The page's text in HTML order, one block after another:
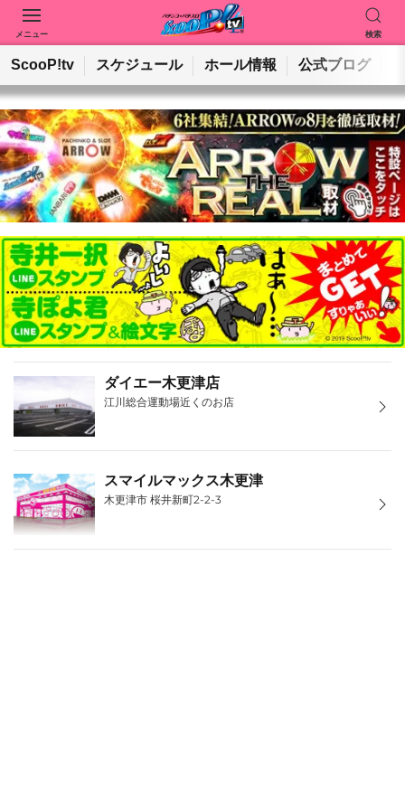
メニュー 検索
動画を検索 ホールを検索
検索
ScooP!tv スケジュール ホール情報 公式ブログ
ダイエー木更津店
江川総合運動場近くのお店
スマイルマックス木更津
木更津市 桜井新町2-2-3